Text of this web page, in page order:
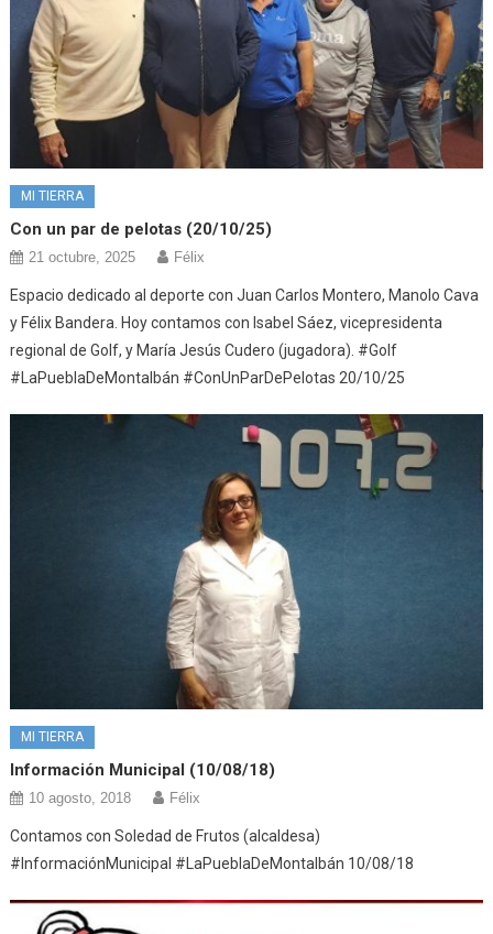
MI TIERRA
Con un par de pelotas (20/10/25)
21 octubre, 2025 Félix
Espacio dedicado al deporte con Juan Carlos Montero, Manolo Cava
y Félix Bandera. Hoy contamos con Isabel Sáez, vicepresidenta
regional de Golf, y María Jesús Cudero (jugadora). #Golf
#LaPueblaDeMontalbán #ConUnParDePelotas 20/10/25
MI TIERRA
Información Municipal (10/08/18)
10 agosto, 2018 Félix
Contamos con Soledad de Frutos (alcaldesa)
#InformaciónMunicipal #LaPueblaDeMontalbán 10/08/18